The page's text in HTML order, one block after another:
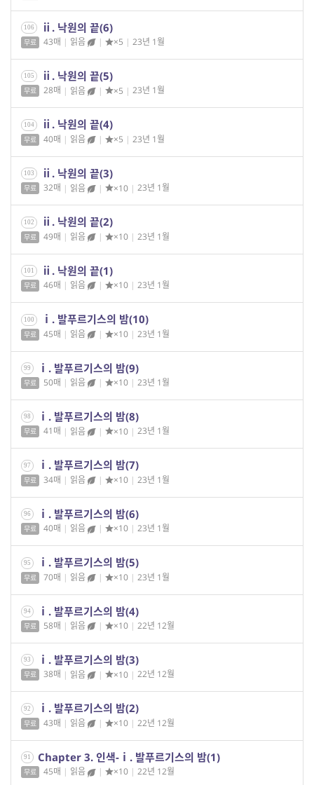
106 ⅱ. 낙원의 끝(6)
무료 43매 | 읽음 | ×5 | 23년 1월
105 ⅱ. 낙원의 끝(5)
무료 28매 | 읽음 | ×5 | 23년 1월
104 ⅱ. 낙원의 끝(4)
무료 40매 | 읽음 | ×5 | 23년 1월
103 ⅱ. 낙원의 끝(3)
무료 32매 | 읽음 | ×10 | 23년 1월
102 ⅱ. 낙원의 끝(2)
무료 49매 | 읽음 | ×10 | 23년 1월
101 ⅱ. 낙원의 끝(1)
무료 46매 | 읽음 | ×10 | 23년 1월
100 ⅰ. 발푸르기스의 밤(10)
무료 45매 | 읽음 | ×10 | 23년 1월
99 ⅰ. 발푸르기스의 밤(9)
무료 50매 | 읽음 | ×10 | 23년 1월
98 ⅰ. 발푸르기스의 밤(8)
무료 41매 | 읽음 | ×10 | 23년 1월
97 ⅰ. 발푸르기스의 밤(7)
무료 34매 | 읽음 | ×10 | 23년 1월
96 ⅰ. 발푸르기스의 밤(6)
무료 40매 | 읽음 | ×10 | 23년 1월
95 ⅰ. 발푸르기스의 밤(5)
무료 70매 | 읽음 | ×10 | 23년 1월
94 ⅰ. 발푸르기스의 밤(4)
무료 58매 | 읽음 | ×10 | 22년 12월
93 ⅰ. 발푸르기스의 밤(3)
무료 38매 | 읽음 | ×10 | 22년 12월
92 ⅰ. 발푸르기스의 밤(2)
무료 43매 | 읽음 | ×10 | 22년 12월
91 Chapter 3. 인색-ⅰ. 발푸르기스의 밤(1)
무료 45매 | 읽음 | ×10 | 22년 12월